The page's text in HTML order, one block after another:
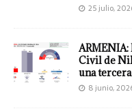
25 julio,
Civil de
una
8 junio,